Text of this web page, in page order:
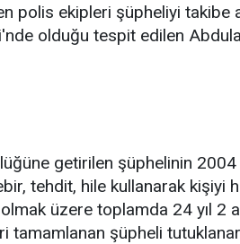
polis ekipleri şüpheliyi takibe
olduğu tespit edilen
getirilen şüphelinin 2004
tehdit, hile kullanarak kişiyi
üzere toplamda 24 yıl 2
tamamlanan şüpheli